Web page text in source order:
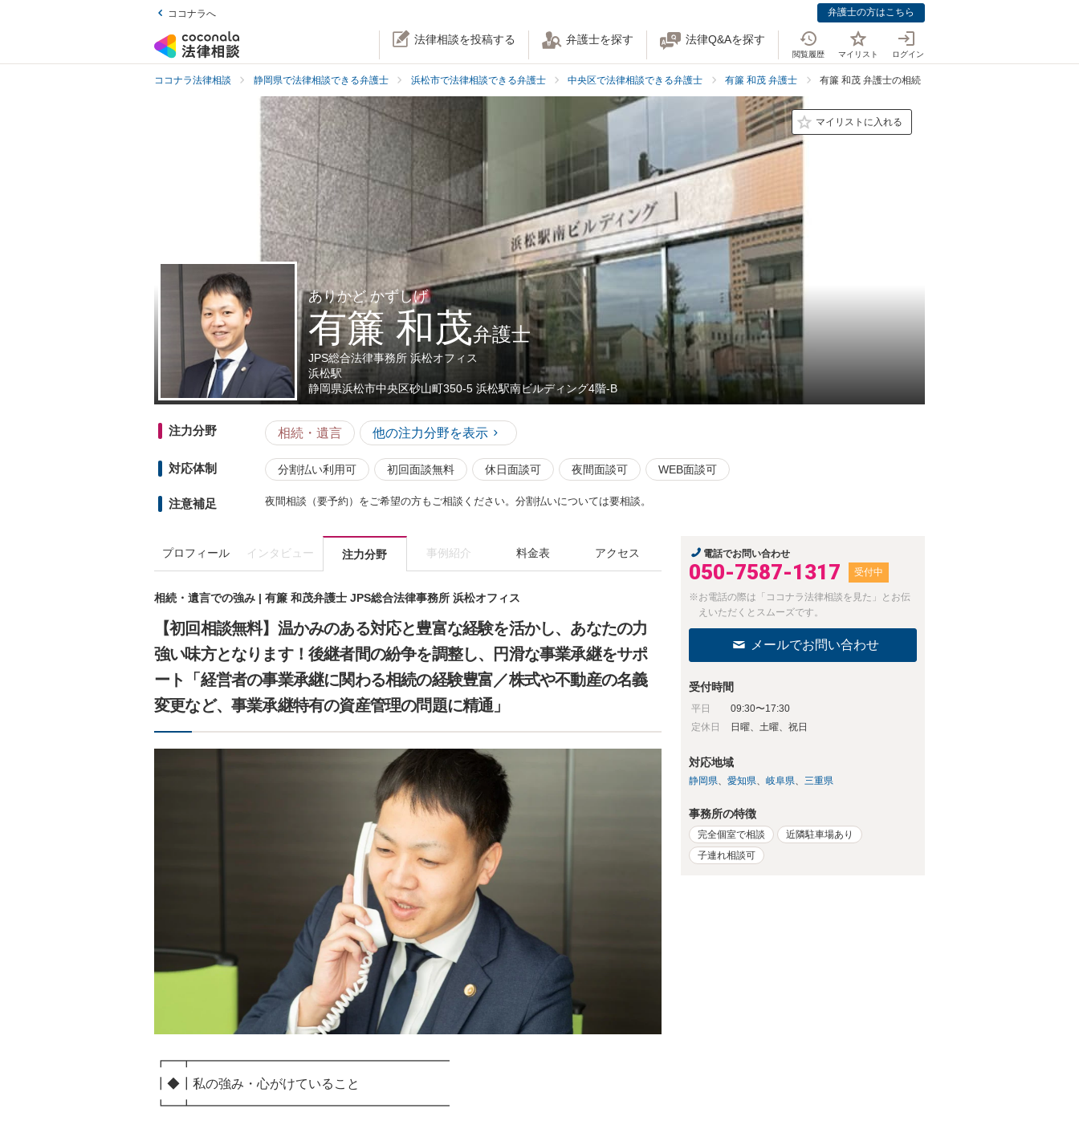
ココナラへ 弁護士の方はこちら
法律相談を投稿する 弁護士を探す 法律Q&Aを探す
閲覧履歴 マイリスト ログイン
ココナラ法律相談 静岡県で法律相談できる弁護士 浜松市で法律相談できる弁護士 中央区で法律相談できる弁護士 有簾 和茂 弁護士 有簾 和茂 弁護士の相続・遺言での強み
マイリストに入れる
ありかど かずしげ
有簾 和茂弁護士
JPS総合法律事務所 浜松オフィス
浜松駅
静岡県浜松市中央区砂山町350-5 浜松駅南ビルディング4階-B
注力分野 相続・遺言 他の注力分野を表示
対応体制 分割払い利用可 初回面談無料 休日面談可 夜間面談可 WEB面談可
注意補足 夜間相談（要予約）をご希望の方もご相談ください。分割払いについては要相談。
プロフィール インタビュー 注力分野 事例紹介 料金表 アクセス
相続・遺言での強み | 有簾 和茂弁護士 JPS総合法律事務所 浜松オフィス
【初回相談無料】温かみのある対応と豊富な経験を活かし、あなたの力
強い味方となります！後継者間の紛争を調整し、円滑な事業承継をサポ
ート「経営者の事業承継に関わる相続の経験豊富／株式や不動産の名義
変更など、事業承継特有の資産管理の問題に精通」
┏━┳━━━━━━━━━━━━━━━━━━━━
┃◆┃私の強み・心がけていること
┗━┻━━━━━━━━━━━━━━━━━━━━
電話でお問い合わせ
050-7587-1317 受付中
※お電話の際は「ココナラ法律相談を見た」とお伝
えいただくとスムーズです。
メールでお問い合わせ
受付時間
平日
09:30〜17:30
定休日
日曜、土曜、祝日
対応地域
静岡県 愛知県 岐阜県 三重県
事務所の特徴
完全個室で相談
近隣駐車場あり
子連れ相談可